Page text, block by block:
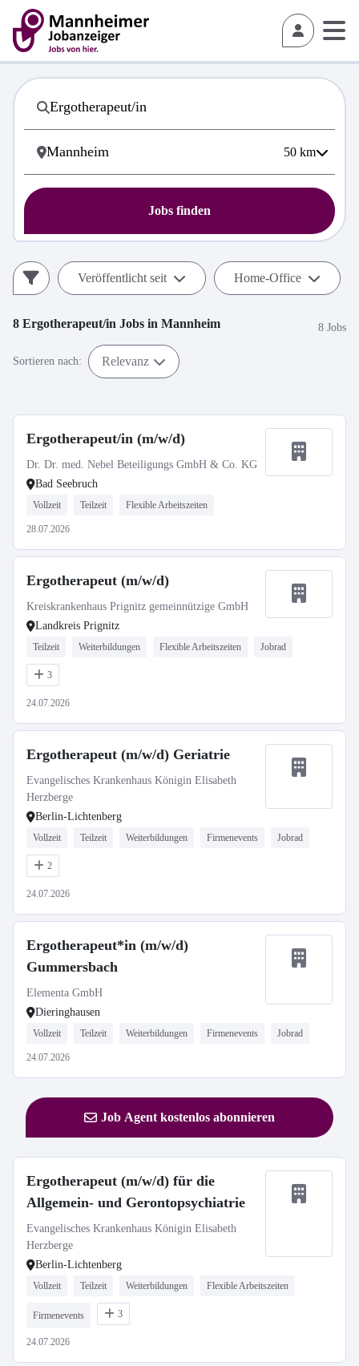
50 km
Jobs finden
Veröffentlicht seit Home-Office
8 Ergotherapeut/in Jobs in Mannheim 8 Jobs
Sortieren nach: Relevanz
Ergotherapeut/in (m/w/d)
Dr. Dr. med. Nebel Beteiligungs GmbH & Co. KG
Bad Seebruch
Vollzeit Teilzeit Flexible Arbeitszeiten
28.07.2026
Ergotherapeut (m/w/d)
Kreiskrankenhaus Prignitz gemeinnützige GmbH
Landkreis Prignitz
Teilzeit Weiterbildungen Flexible Arbeitszeiten Jobrad
3
24.07.2026
Ergotherapeut (m/w/d) Geriatrie
Evangelisches Krankenhaus Königin Elisabeth
Herzberge
Berlin-Lichtenberg
Vollzeit Teilzeit Weiterbildungen Firmenevents Jobrad
2
24.07.2026
Ergotherapeut*in (m/w/d)
Gummersbach
Elementa GmbH
Dieringhausen
Vollzeit Teilzeit Weiterbildungen Firmenevents Jobrad
24.07.2026
Job Agent kostenlos abonnieren
Ergotherapeut (m/w/d) für die
Allgemein- und Gerontopsychiatrie
Evangelisches Krankenhaus Königin Elisabeth
Herzberge
Berlin-Lichtenberg
Vollzeit Teilzeit Weiterbildungen Flexible Arbeitszeiten
Firmenevents 3
24.07.2026